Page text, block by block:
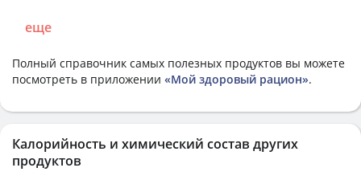
еще
Полный справочник самых полезных продуктов вы можете
посмотреть в приложении «Мой здоровый рацион».
Калорийность и химический состав других
продуктов